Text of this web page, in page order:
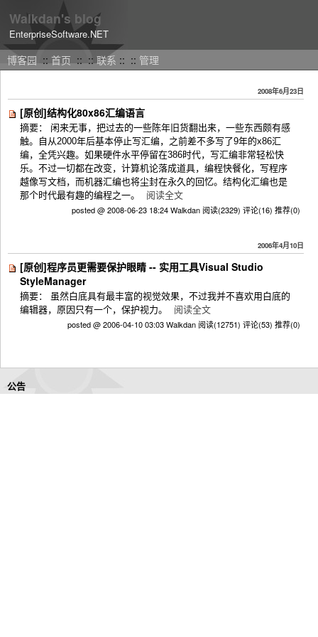
Walkdan's blog
EnterpriseSoftware.NET
博客园 :: 首页 :: ::联系 :: :: 管理
公告
2008年6月23日
[原创]结构化80x86汇编语言
摘要： 闲来无事，把过去的一些陈年旧货翻出来，一些东西颇有感
触。自从2000年后基本停止写汇编，之前差不多写了9年的x86汇
编，全凭兴趣。如果硬件水平停留在386时代，写汇编非常轻松快
乐。不过一切都在改变，计算机论落成道具，编程快餐化，写程序
越像写文档，而机器汇编也将尘封在永久的回忆。结构化汇编也是
那个时代最有趣的编程之一。
阅读全文
posted @ 2008-06-23 18:24 Walkdan 阅读(2329) 评论(16) 推荐(0)
2006年4月10日
[原创]程序员更需要保护眼睛 -- 实用工具Visual Studio
StyleManager
摘要： 虽然白底具有最丰富的视觉效果，不过我并不喜欢用白底的
编辑器，原因只有一个，保护视力。
阅读全文
posted @ 2006-04-10 03:03 Walkdan 阅读(12751) 评论(53) 推荐(0)